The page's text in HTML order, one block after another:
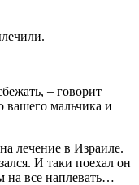
– говорит
вашего мальчика и
лечение в Израиле.
И таки поехал он
на все наплевать…